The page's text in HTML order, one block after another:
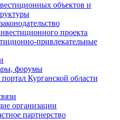
объектов и
проекта
привлекательные
форумы
Курганской области
организации
партнерство